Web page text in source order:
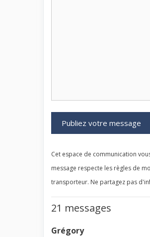
Cet espace de communication
message respecte les règles de
transporteur. Ne partagez pas
21 messages
Grégory